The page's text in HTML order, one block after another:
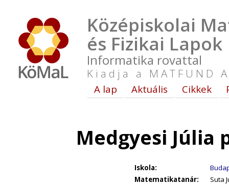
Középiskolai
és Fizikai Lapok
Informatika rovattal
Kiadja a MATFUND
A lap Aktuális Cikkek
Medgyesi Júlia
Iskola:
Matematikatanár:
Suta